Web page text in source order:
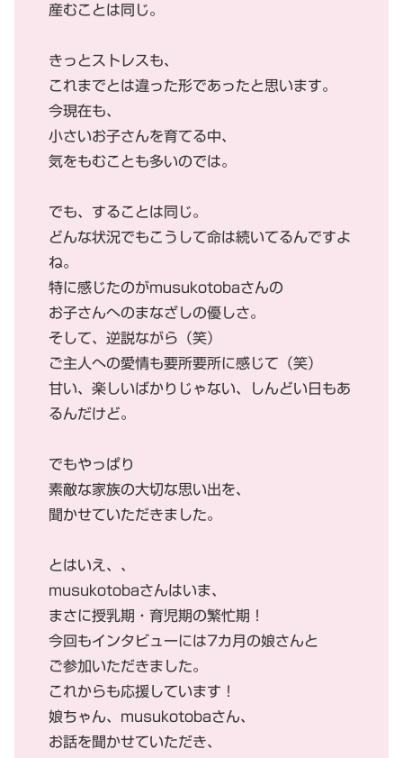
産むことは同じ。
きっとストレスも、
これまでとは違った形であったと思います。
今現在も、
小さいお子さんを育てる中、
気をもむことも多いのでは。
でも、することは同じ。
どんな状況でもこうして命は続いてるんですよ
ね。
特に感じたのがmusukotobaさんの
お子さんへのまなざしの優しさ。
そして、逆説ながら（笑）
ご主人への愛情も要所要所に感じて（笑）
甘い、楽しいばかりじゃない、しんどい日もあ
るんだけど。
でもやっぱり
素敵な家族の大切な思い出を、
聞かせていただきました。
とはいえ、、
musukotobaさんはいま、
まさに授乳期・育児期の繁忙期！
今回もインタビューには7カ月の娘さんと
ご参加いただきました。
これからも応援しています！
娘ちゃん、musukotobaさん、
お話を聞かせていただき、